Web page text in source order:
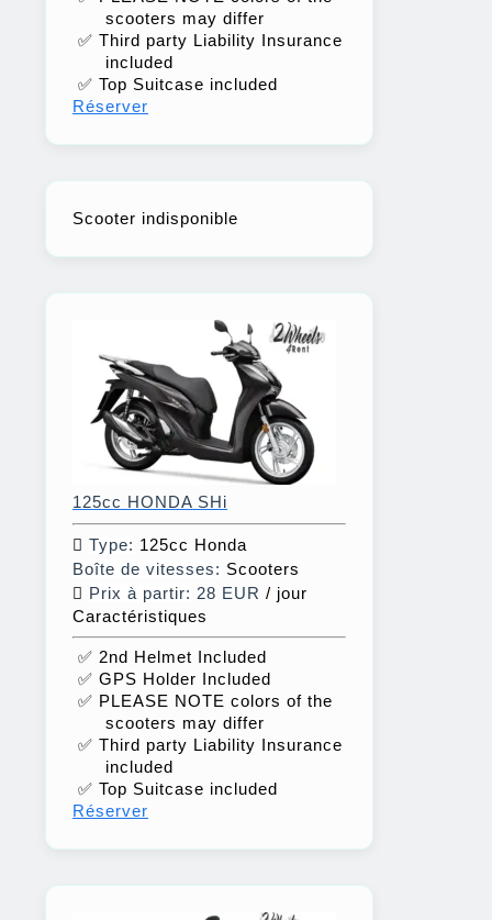
scooters may differ
✅ Third party Liability Insurance
included
✅ Top Suitcase included
Réserver
Scooter indisponible
125cc HONDA SHi
Type: 125cc Honda
Boîte de vitesses: Scooters
Prix à partir: 28 EUR / jour
Caractéristiques
✅ 2nd Helmet Included
✅ GPS Holder Included
✅ PLEASE NOTE colors of the
scooters may differ
✅ Third party Liability Insurance
included
✅ Top Suitcase included
Réserver